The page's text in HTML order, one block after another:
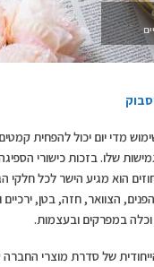
מדי יום יכול להפחית
שלו. בזכות כישורי
על 90 אחוזים הוא מגיע הישר לכל חלקי
הצוואר, חזה, בטן, ירכיים
וכלה במפרקים ובעצמות.
של סדרת מוצרי